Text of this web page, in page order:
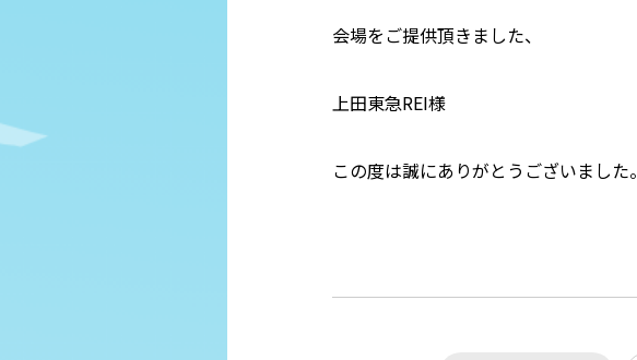
会場をご提供頂きました、
上田東急REI様
この度は誠にありがとうございました。